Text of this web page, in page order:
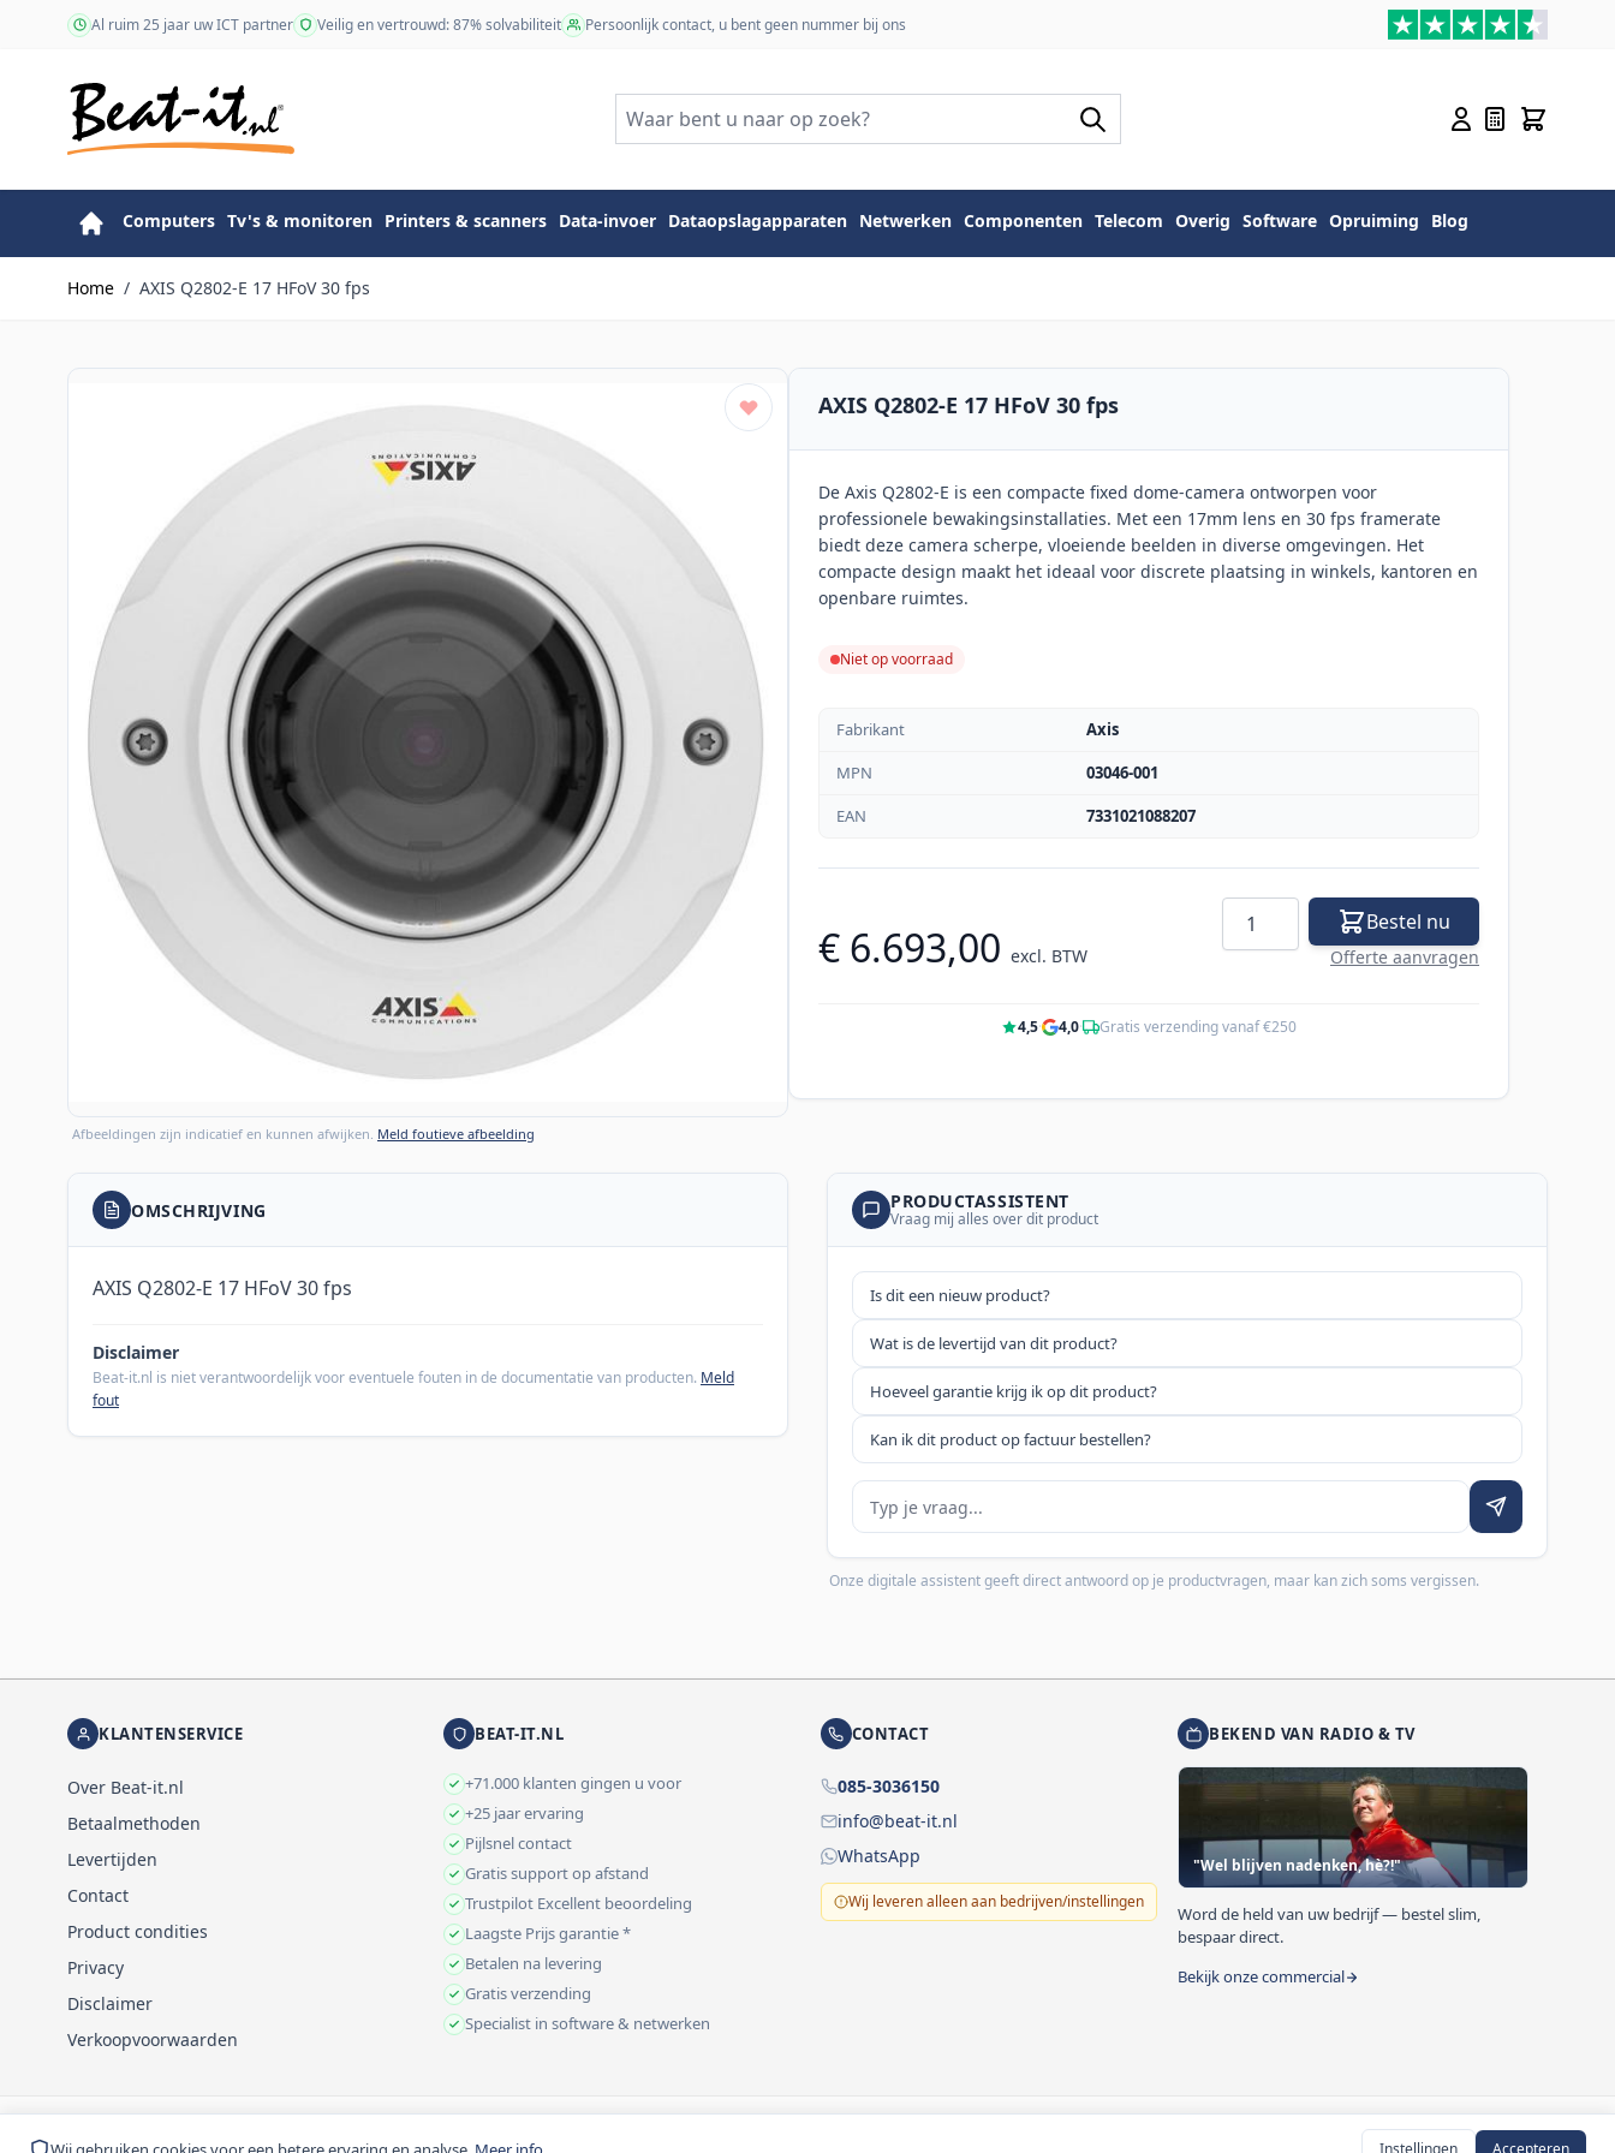
Instellingen Accepteren
Ga naar de inhoudAl ruim 25 jaar uw ICT partner Veilig en vertrouwd: 87% solvabiliteit Persoonlijk contact, u bent geen nummer bij ons
Computers Tv's & monitoren Printers & scanners Data-invoer Dataopslagapparaten Netwerken Componenten Telecom Overig Software Opruiming Blog
Home / AXIS Q2802-E 17 HFoV 30 fps
Afbeeldingen zijn indicatief en kunnen afwijken. Meld foutieve afbeelding
AXIS Q2802-E 17 HFoV 30 fps
De Axis Q2802-E is een compacte fixed dome-camera ontworpen voor
professionele bewakingsinstallaties. Met een 17mm lens en 30 fps framerate
biedt deze camera scherpe, vloeiende beelden in diverse omgevingen. Het
compacte design maakt het ideaal voor discrete plaatsing in winkels, kantoren en
openbare ruimtes.
Niet op voorraad
Fabrikant
Axis
MPN
03046-001
EAN
7331021088207
€ 6.693,00 excl. BTW
Aantal Bestel nu
Offerte aanvragen
4,5· 4,0· Gratis verzending vanaf €250
OMSCHRIJVING
AXIS Q2802-E 17 HFoV 30 fps
Disclaimer
Beat-it.nl is niet verantwoordelijk voor eventuele fouten in de documentatie van producten. Meld
fout
PRODUCTASSISTENT
Vraag mij alles over dit product
Is dit een nieuw product?
Wat is de levertijd van dit product?
Hoeveel garantie krijg ik op dit product?
Kan ik dit product op factuur bestellen?
Je vraag
Onze digitale assistent geeft direct antwoord op je productvragen, maar kan zich soms vergissen.
KLANTENSERVICE
Over Beat-it.nl
Betaalmethoden
Levertijden
Contact
Product condities
Privacy
Disclaimer
Verkoopvoorwaarden
BEAT-IT.NL
+71.000 klanten gingen u voor
+25 jaar ervaring
Pijlsnel contact
Gratis support op afstand
Trustpilot Excellent beoordeling
Laagste Prijs garantie *
Betalen na levering
Gratis verzending
Specialist in software & netwerken
CONTACT
085-3036150
info@beat-it.nl
WhatsApp
Wij leveren alleen aan bedrijven/instellingen
BEKEND VAN RADIO & TV
"Wel blijven nadenken, hè?!"
Word de held van uw bedrijf — bestel slim,
bespaar direct.
Bekijk onze commercial
© 1999-2026 Beat-it.nl. Vermelde prijzen zijn excl. BTW tenzij anders vermeld.